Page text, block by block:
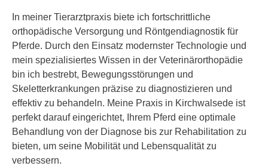
In meiner Tierarztpraxis biete ich fortschrittliche
orthopädische Versorgung und Röntgendiagnostik für
Pferde. Durch den Einsatz modernster Technologie und
mein spezialisiertes Wissen in der Veterinärorthopädie
bin ich bestrebt, Bewegungsstörungen und
Skeletterkrankungen präzise zu diagnostizieren und
effektiv zu behandeln. Meine Praxis in Kirchwalsede ist
perfekt darauf eingerichtet, Ihrem Pferd eine optimale
Behandlung von der Diagnose bis zur Rehabilitation zu
bieten, um seine Mobilität und Lebensqualität zu
verbessern.